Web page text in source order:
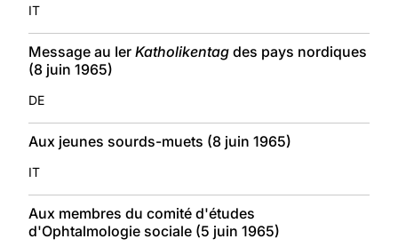
IT
Message au Ier Katholikentag des pays nordiques
(8 juin 1965)
DE
Aux jeunes sourds-muets (8 juin 1965)
IT
Aux membres du comité d'études
d'Ophtalmologie sociale (5 juin 1965)